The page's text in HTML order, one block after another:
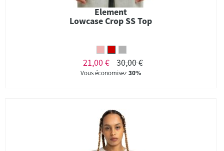
Element
Lowcase Crop SS Top
21,00 € 30,00 €
Vous économisez30%